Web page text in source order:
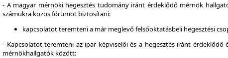
- A magyar mérnöki hegesztés tudomány iránt érdeklődő mérnök
számukra közös fórumot biztosítani:
kapcsolatot teremteni a már meglevő felsőoktatásbeli hegesztési
- Kapcsolatot teremteni az ipar képviselői és a hegesztés iránt
mérnökhallgatók között: